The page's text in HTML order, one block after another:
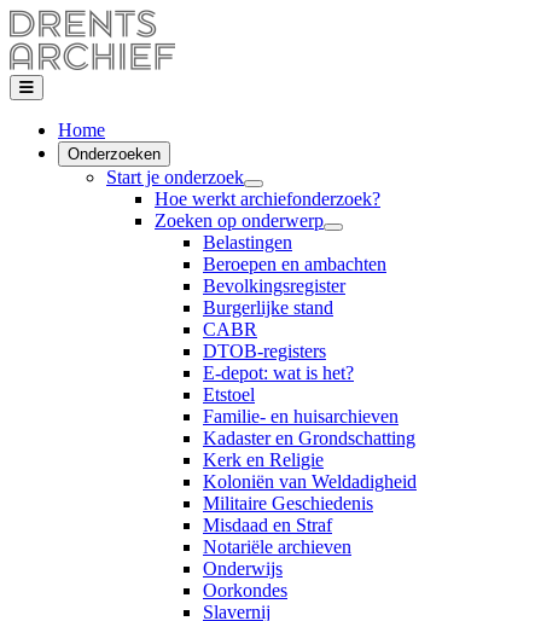
Home
Onderzoeken
Start je onderzoek
Hoe werkt archiefonderzoek?
Zoeken op onderwerp
Belastingen
Beroepen en ambachten
Bevolkingsregister
Burgerlijke stand
CABR
DTOB-registers
E-depot: wat is het?
Etstoel
Familie- en huisarchieven
Kadaster en Grondschatting
Kerk en Religie
Koloniën van Weldadigheid
Militaire Geschiedenis
Misdaad en Straf
Notariële archieven
Onderwijs
Oorkondes
Slavernij